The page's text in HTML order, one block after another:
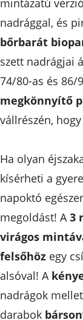
mintázatú
nadrággal, és
bőrbarát
szett nadrágjai
74/80-as és 86/
megkönnyítő
vállrészén,
Ha olyan
kísérheti a
napoktó
megoldást! A3
virágos
felsőhöz egy
alsóval! A
nadrágok
darabok